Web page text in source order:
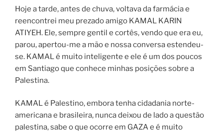
Hoje a tarde, antes de chuva, voltava da farmácia e
reencontrei meu prezado amigo KAMAL KARIN
ATIYEH. Ele, sempre gentil e cortês, vendo que era eu,
parou, apertou-me a mão e nossa conversa estendeu-
se. KAMAL é muito inteligente e ele é um dos poucos
em Santiago que conhece minhas posições sobre a
Palestina.
KAMAL é Palestino, embora tenha cidadania norte-
americana e brasileira, nunca deixou de lado a questão
palestina, sabe o que ocorre em GAZA e é muito